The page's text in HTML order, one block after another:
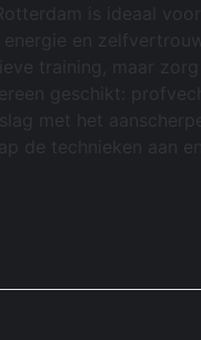
is ideaal
en
training, maar
geschikt:
met het
de technieken aan